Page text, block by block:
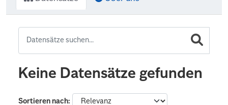
Keine Datensätze gefunden
Sortieren nach